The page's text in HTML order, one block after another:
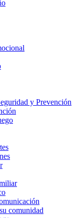
y Prevención
comunidad